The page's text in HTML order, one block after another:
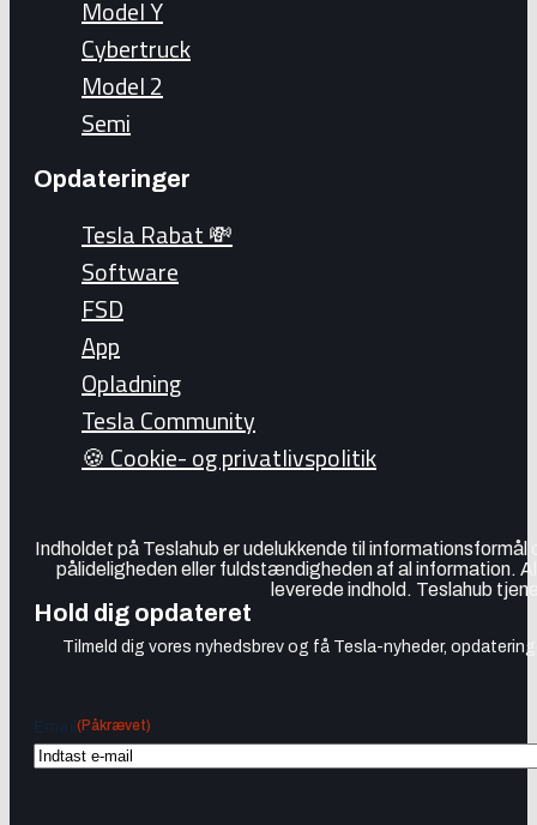
Model Y
Cybertruck
Model 2
Semi
Opdateringer
Tesla Rabat 💸
Software
FSD
App
Opladning
Tesla Community
🍪 Cookie- og privatlivspolitik
Indholdet på Teslahub er udelukkende til
pålideligheden eller fuldstændigheden af al information.
leverede indhold. Teslahub
Hold dig opdateret
Tilmeld dig vores nyhedsbrev og få Tesla-nyheder,
(Påkrævet)